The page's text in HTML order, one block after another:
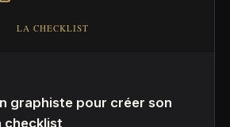
graphiste pour créer son
checklist